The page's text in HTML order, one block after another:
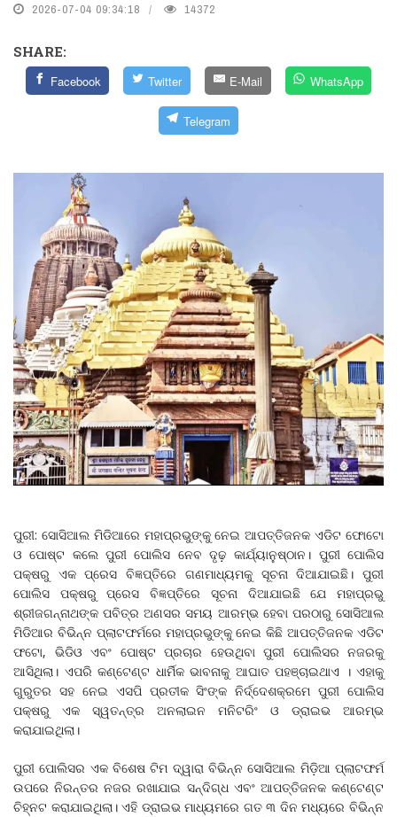
2026-07-04 09:34:18 14372
SHARE:
Facebook Twitter E-Mail WhatsApp
Telegram
ପୁରୀ: ସୋସିଆଲ ମିଡିଆରେ ମହାପ୍ରଭୁଙ୍କୁ ନେଇ ଆପତ୍ତିଜନକ ଏଡିଟ ଫୋଟୋ
ଓ ପୋଷ୍ଟ କଲେ ପୁରୀ ପୋଲିସ ନେବ ଦୃଢ଼ କାର୍ଯ୍ୟାନୁଷ୍ଠାନ। ପୁରୀ ପୋଲିସ
ପକ୍ଷରୁ ଏକ ପ୍ରେସ ବିଜ୍ଞପ୍ତିରେ ଗଣମାଧ୍ୟମକୁ ସୂଚନା ଦିଆଯାଇଛି। ପୁରୀ
ପୋଲିସ ପକ୍ଷରୁ ପ୍ରେସ ବିଜ୍ଞପ୍ତିରେ ସୂଚନା ଦିଆଯାଇଛି ଯେ ମହାପ୍ରଭୁ
ଶ୍ରୀଜଗନ୍ନାଥଙ୍କ ପବିତ୍ର ଅଣସର ସମୟ ଆରମ୍ଭ ହେବା ପରଠାରୁ ସୋସିଆଲ
ମିଡିଆର ବିଭିନ୍ନ ପ୍ଲାଟଫର୍ମରେ ମହାପ୍ରଭୁଙ୍କୁ ନେଇ କିଛି ଆପତ୍ତିଜନକ ଏଡିଟ
ଫଟୋ, ଭିଡିଓ ଏବଂ ପୋଷ୍ଟ ପ୍ରଚାର ହେଉଥିବା ପୁରୀ ପୋଲିସର ନଜରକୁ
ଆସିଥିଲା। ଏପରି କଣ୍ଟେଣ୍ଟ ଧାର୍ମିକ ଭାବନାକୁ ଆଘାତ ପହଞ୍ଚାଇଥାଏ । ଏହାକୁ
ଗୁରୁତର ସହ ନେଇ ଏସପି ପ୍ରତୀକ ସିଂଙ୍କ ନିର୍ଦ୍ଦେଶକ୍ରମେ ପୁରୀ ପୋଲିସ
ପକ୍ଷରୁ ଏକ ସ୍ୱତନ୍ତ୍ର ଅନଲାଇନ ମନିଟରିଂ ଓ ଡ୍ରାଇଭ ଆରମ୍ଭ
କରାଯାଇଥିଲା।
ପୁରୀ ପୋଲିସର ଏକ ବିଶେଷ ଟିମ ଦ୍ୱାରା ବିଭିନ୍ନ ସୋସିଆଲ ମିଡ଼ିଆ ପ୍ଲାଟଫର୍ମ
ଉପରେ ନିରନ୍ତର ନଜର ରଖାଯାଇ ସନ୍ଦିଗ୍ଧ ଏବଂ ଆପତ୍ତିଜନକ କଣ୍ଟେଣ୍ଟ
ଚିହ୍ନଟ କରାଯାଇଥିଲା। ଏହି ଡ୍ରାଇଭ ମାଧ୍ୟମରେ ଗତ ୩ ଦିନ ମଧ୍ୟରେ ବିଭିନ୍ନ